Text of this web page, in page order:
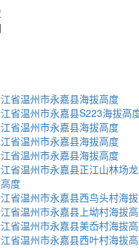
省温州市永嘉县海拔高度
省温州市永嘉县S223海拔高
省温州市永嘉县海拔高度
省温州市永嘉县海拔高度
省温州市永嘉县海拔高度
省温州市永嘉县正江山林场
度
省温州市永嘉县西鸟头村海
省温州市永嘉县上坳村海拔
省温州市永嘉县美岙村海拔
省温州市永嘉县西叶村海拔